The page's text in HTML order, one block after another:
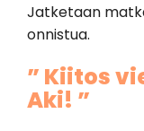
Jatketaan
onnistua.
” Kiitos
Aki! ”